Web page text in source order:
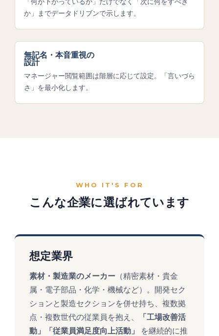
か」までデータドリブンで示します。
無記名・本音重視の
設計
マネージャー閲覧範囲は階層に応じて設定。「言いづら
さ」を最小化します。
WHO IT'S FOR
こんな企業に選ばれています
想定業界
素材・製造業のメーカー （精密素材・貴金
属・電子部品・化学・機械など）。開発セク
ションと製造セクションを併せ持ち、複数拠
点・複数世代の従業員を抱え、
「工場改善活
動」「従業員満足度向上活動」
を継続的に推